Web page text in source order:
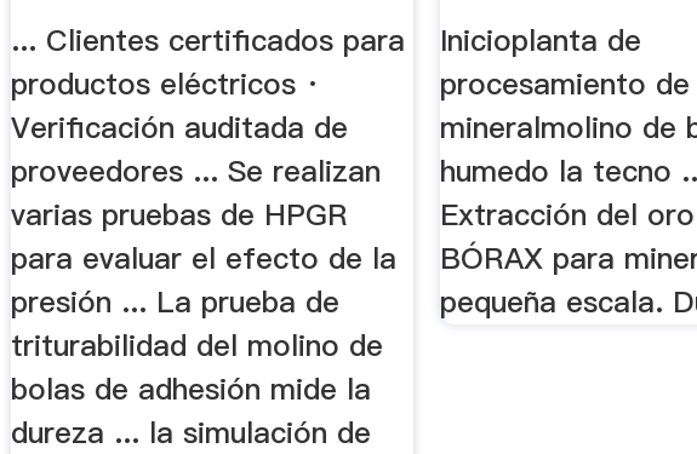
Minería | SGS.
... Clientes certificados para
productos eléctricos ·
Verificación auditada de
proveedores ... Se realizan
varias pruebas de HPGR
para evaluar el efecto de la
presión ... La prueba de
triturabilidad del molino de
bolas de adhesión mide la
dureza ... la simulación de
Inicioplanta de
procesamiento de
mineralmolino de
humedo la tecno
Extracción del
BÓRAX para
pequeña escala.